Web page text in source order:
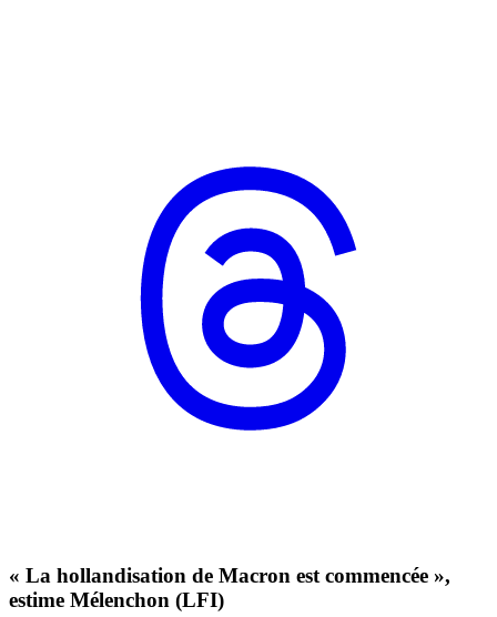
« La hollandisation de Macron est commencée »,
estime Mélenchon (LFI)